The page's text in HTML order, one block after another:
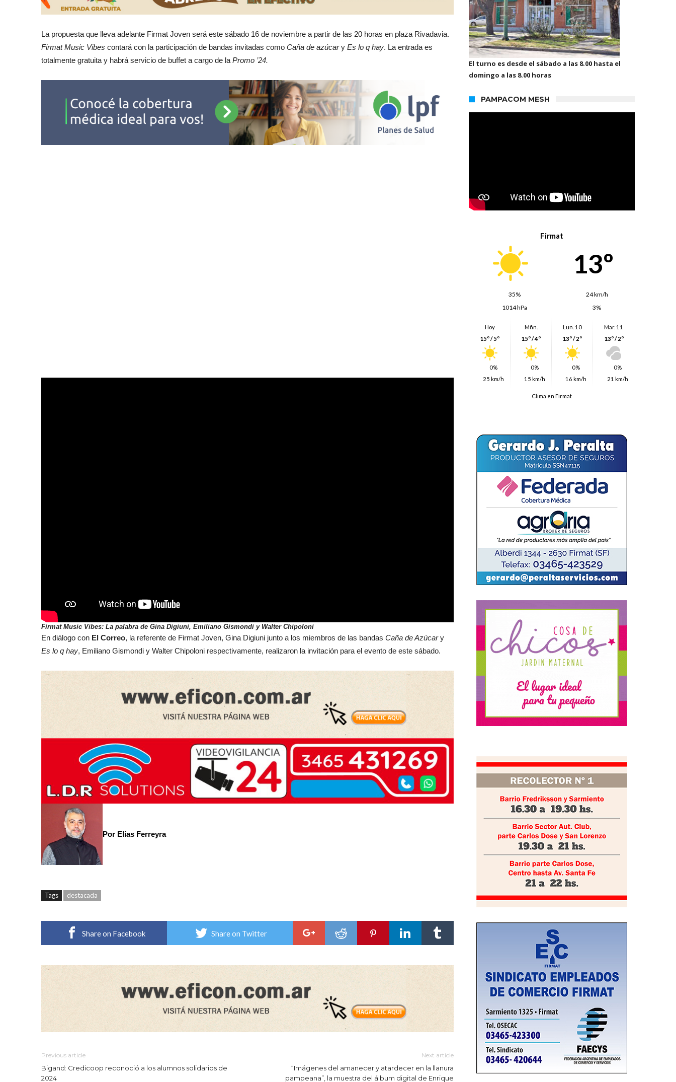
La propuesta que lleva adelante Firmat Joven será este sábado 16 de noviembre a partir de las 20 horas en plaza Rivadavia.
Firmat Music Vibes contará con la participación de bandas invitadas como Caña de azúcary Es lo q hay. La entrada es
totalmente gratuita y habrá servicio de buffet a cargo de la Promo ’24.
Firmat Music Vibes: La palabra de Gina Digiuni, Emiliano Gismondi y Walter Chipoloni
En diálogo con El Correo, la referente de Firmat Joven, Gina Digiuni junto a los miembros de las bandas Caña de Azúcary
Es lo q hay, Emiliano Gismondi y Walter Chipoloni respectivamente, realizaron la invitación para el evento de este sábado.
Por Elías Ferreyra
Tags destacada
Share on Facebook Share on Twitter
Previous article
Bigand: Credicoop reconoció a los alumnos solidarios de
2024
Next article
“Imágenes del amanecer y atardecer en la llanura
pampeana”, la muestra del álbum digital de Enrique
El turno es desde el sábado a las 8.00 hasta el
domingo a las 8.00 horas
PAMPACOM MESH
Firmat
13º
35%
24 km/h
1014 hPa
3%
Hoy
15º / 5º
0%
25 km/h
Mñn.
15º / 4º
0%
15 km/h
Lun. 10
13º / 2º
0%
16 km/h
Mar. 11
13º / 2º
0%
21 km/h
Clima en Firmat